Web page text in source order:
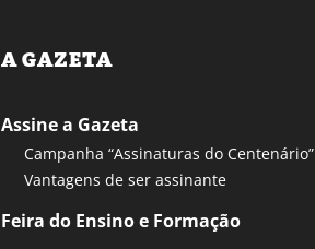
A GAZETA
Assine a Gazeta
Campanha “Assinaturas do Centenário”
Vantagens de ser assinante
Feira do Ensino e Formação